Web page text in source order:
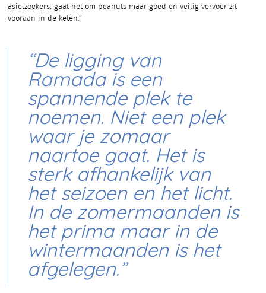
asielzoekers, gaat het om peanuts maar goed en veilig vervoer zit
vooraan in de keten.”
“De ligging van
Ramada is een
spannende plek te
noemen. Niet een plek
waar je zomaar
naartoe gaat. Het is
sterk afhankelijk van
het seizoen en het licht.
In de zomermaanden is
het prima maar in de
wintermaanden is het
afgelegen.”